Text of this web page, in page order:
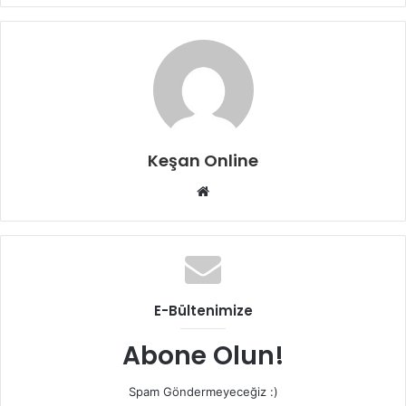
Keşan Online
Web
E-Bültenimize
Abone Olun!
Spam Göndermeyeceğiz :)